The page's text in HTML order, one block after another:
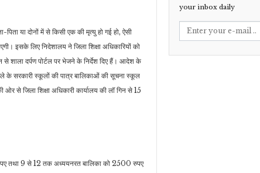
या दोनों में से किसी एक की मृत्यु हो गई हो, ऐसी
इसके लिए निदेशालय ने जिला शिक्षा अधिकारियों को
शाला दर्पण पोर्टल पर भेजने के निर्देश दिए हैं। आदेश के
के सरकारी स्कूलों की पात्र बालिकाओं की सूचना स्कूल
से जिला शिक्षा अधिकारी कार्यालय की लॉ गिन से 15
तथा 9 से 12 तक अध्ययनरत बालिका को 2500 रुपए
your inbox daily